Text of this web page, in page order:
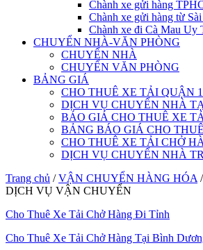
Chành xe gửi hàng
Chành xe gửi hàng từ
Chành xe đi Cà Mau Uy
CHUYỂN NHÀ-VĂN PHÒNG
CHUYỂN NHÀ
CHUYỂN VĂN PHÒNG
BẢNG GIÁ
CHO THUÊ XE TẢI QUẬN
DỊCH VỤ CHUYỂN NHÀ
BÁO GIÁ CHO THUÊ XE
BẢNG BÁO GIÁ CHO
CHO THUÊ XE TẢI CHỞ
DỊCH VỤ CHUYỂN NHÀ
Trang chủ / VẬN CHUYỂN HÀNG HÓA /
DỊCH VỤ VẬN CHUYỂN
Cho Thuê Xe Tải Chở Hàng Đi Tỉnh
Cho Thuê Xe Tải Chở Hàng Tại Bình